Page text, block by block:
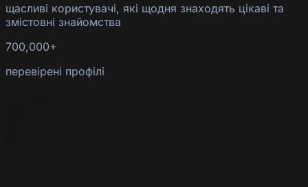
щасливі користувачі, які щодня знаходять цікаві та
змістовні знайомства
700,000+
перевірені профілі